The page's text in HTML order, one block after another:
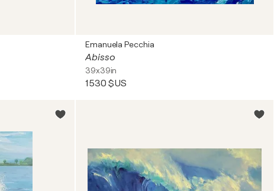
Emanuela Pecchia
Abisso
39x39in
1 530 $US